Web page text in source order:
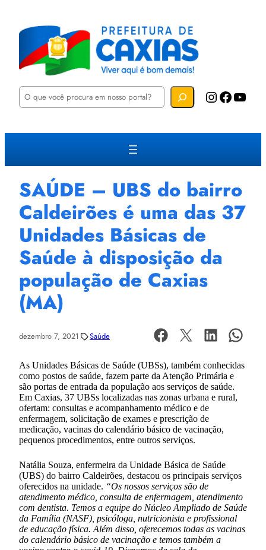
P
u
a
Instagram Facebook YouTube
SAÚDE – UBS do bairro
Caldeirões é uma das 37
Unidades Básicas de
Saúde à disposição da
população de Caxias
(MA)
dezembro 7, 2021 Saúde
As Unidades Básicas de Saúde (UBSs), também conhecidas
como postos de saúde, fazem parte da Atenção Primária e
são portas de entrada da população aos serviços de saúde.
Em Caxias, 37 UBSs localizadas nas zonas urbana e rural,
ofertam: consultas e acompanhamento médico e de
enfermagem, solicitação de exames e prescrição de
medicação, vacinas do calendário básico de vacinação,
pequenos procedimentos, entre outros serviços.
Natália Souza, enfermeira da Unidade Básica de Saúde
(UBS) do bairro Caldeirões, destacou os principais serviços
oferecidos na unidade. “Os nossos serviços são de
atendimento médico, consulta de enfermagem, atendimento
com dentista. Temos a equipe do Núcleo Ampliado de Saúde
da Família (NASF), psicóloga, nutricionista e profissional
de educação física. Além disso, oferecemos todas as vacinas
do calendário básico de vacinação e temos também a